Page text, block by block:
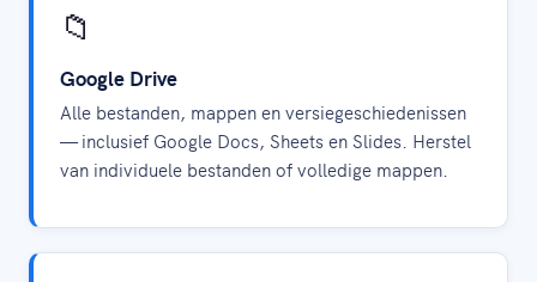
📁
Google Drive
Alle bestanden, mappen en versiegeschiedenissen
— inclusief Google Docs, Sheets en Slides. Herstel
van individuele bestanden of volledige mappen.